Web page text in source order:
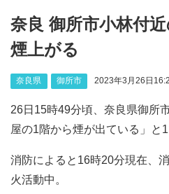
奈良 御所市小林付
煙上がる
奈良県 御所市 2023年3月26日
26日15時49分頃、奈良県御所
屋の1階から煙が出ている」と
消防によると16時20分現在、
火活動中。